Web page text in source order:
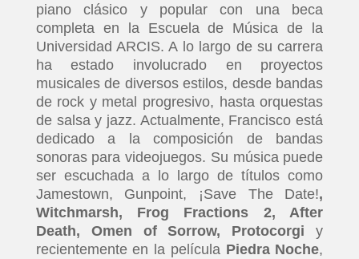
piano clásico y popular con una beca
completa en la Escuela de Música de la
Universidad ARCIS. A lo largo de su carrera
ha estado involucrado en proyectos
musicales de diversos estilos, desde bandas
de rock y metal progresivo, hasta orquestas
de salsa y jazz. Actualmente, Francisco está
dedicado a la composición de bandas
sonoras para videojuegos. Su música puede
ser escuchada a lo largo de títulos como
Jamestown, Gunpoint, ¡Save The Date!,
Witchmarsh, Frog Fractions 2, After
Death, Omen of Sorrow, Protocorgi y
recientemente en la película Piedra Noche,